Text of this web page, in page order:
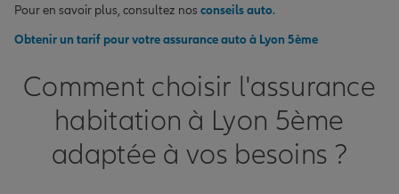
Pour en savoir plus, consultez nos conseils auto.
Obtenir un tarif pour votre assurance auto à Lyon 5ème
Comment choisir l'assurance
habitation à Lyon 5ème
adaptée à vos besoins ?